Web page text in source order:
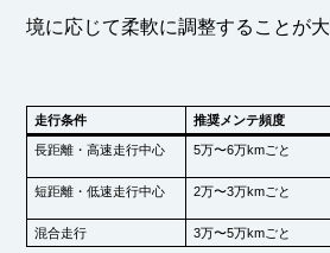
境に応じて柔軟に調整することが大
走行条件 推奨メンテ頻度
長距離・高速走行中心 5万〜6万kmごと
短距離・低速走行中心
2万〜3万kmごと
混合走行
3万〜5万kmごと